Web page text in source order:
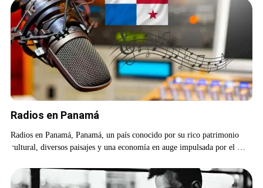
Radios en Panamá
Radios en Panamá, Panamá, un país conocido por su rico patrimonio
cultural, diversos paisajes y una economía en auge impulsada por el …